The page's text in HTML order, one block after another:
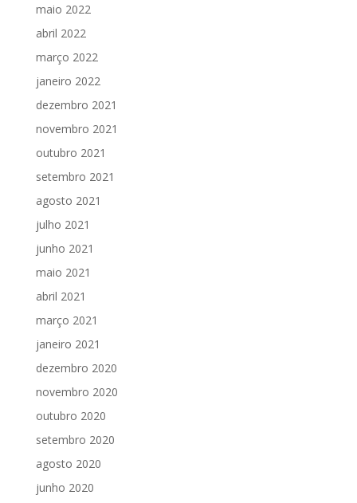
maio 2022
abril 2022
março 2022
janeiro 2022
dezembro 2021
novembro 2021
outubro 2021
setembro 2021
agosto 2021
julho 2021
junho 2021
maio 2021
abril 2021
março 2021
janeiro 2021
dezembro 2020
novembro 2020
outubro 2020
setembro 2020
agosto 2020
junho 2020